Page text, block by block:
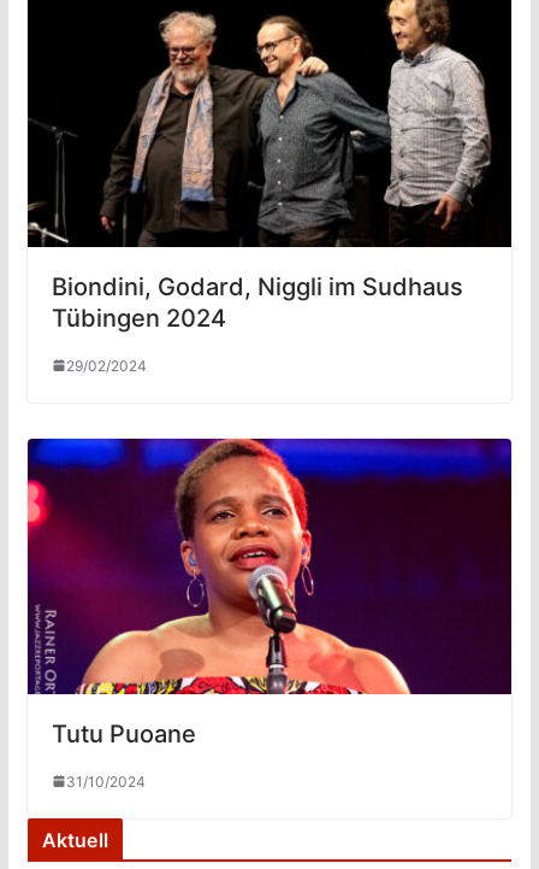
Biondini, Godard, Niggli im Sudhaus
Tübingen 2024
29/02/2024
Tutu Puoane
31/10/2024
Aktuell